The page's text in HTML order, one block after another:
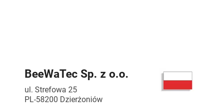
BeeWaTec Sp. z o.o.
ul. Strefowa 25
PL-58200 Dzierżoniów